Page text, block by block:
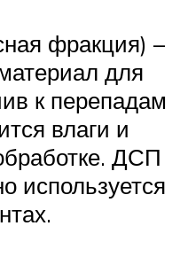
фракция) –
для
к перепадам
влаги и
ДСП
используется